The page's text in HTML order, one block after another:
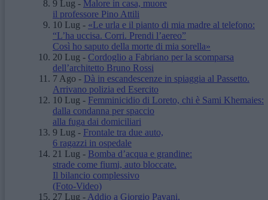
9 Lug - Malore in casa, muore
il professore Pino Attili
10 Lug - «Le urla e il pianto di mia madre al telefono:
“L’ha uccisa. Corri. Prendi l’aereo”
Così ho saputo della morte di mia sorella»
20 Lug - Cordoglio a Fabriano per la scomparsa
dell’architetto Bruno Rossi
7 Ago - Dà in escandescenze in spiaggia al Passetto.
Arrivano polizia ed Esercito
10 Lug - Femminicidio di Loreto, chi è Sami Khemaies:
dalla condanna per spaccio
alla fuga dai domiciliari
9 Lug - Frontale tra due auto,
6 ragazzi in ospedale
21 Lug - Bomba d’acqua e grandine:
strade come fiumi, auto bloccate.
Il bilancio complessivo
(Foto-Video)
27 Lug - Addio a Giorgio Pavani,